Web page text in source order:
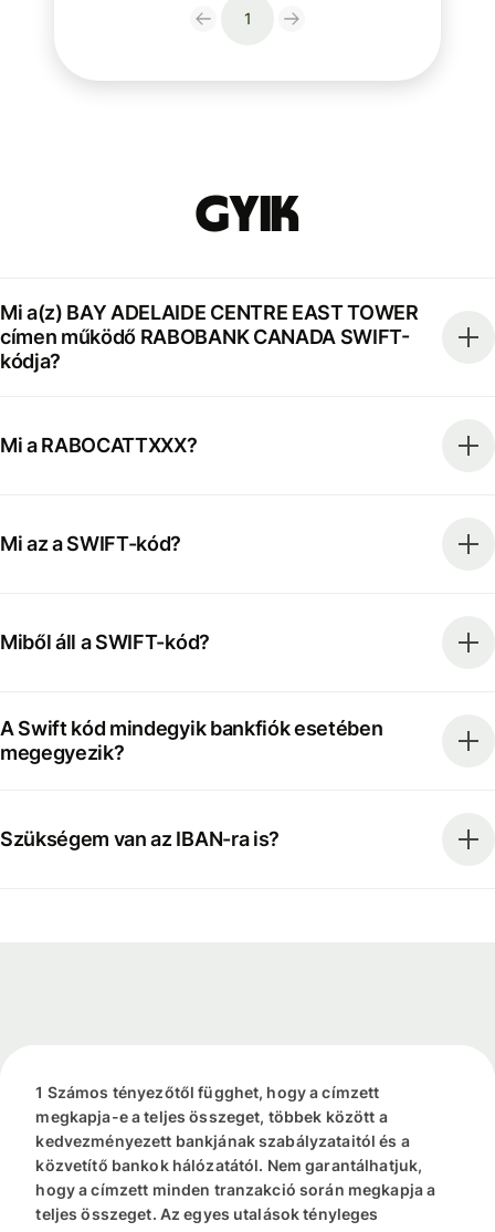
1
GYIK
Mi a(z) BAY ADELAIDE CENTRE EAST TOWER
címen működő RABOBANK CANADA SWIFT-
kódja?
Mi a RABOCATTXXX?
Mi az a SWIFT-kód?
Miből áll a SWIFT-kód?
A Swift kód mindegyik bankfiók esetében
megegyezik?
Szükségem van az IBAN-ra is?
1 Számos tényezőtől függhet, hogy a címzett
megkapja-e a teljes összeget, többek között a
kedvezményezett bankjának szabályzataitól és a
közvetítő bankok hálózatától. Nem garantálhatjuk,
hogy a címzett minden tranzakció során megkapja a
teljes összeget. Az egyes utalások tényleges